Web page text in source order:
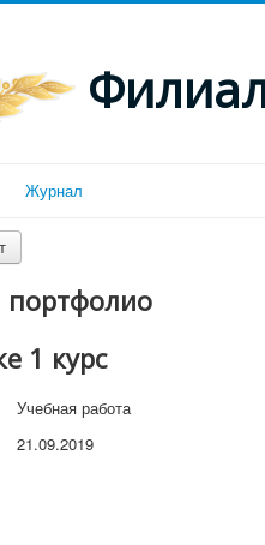
Журнал
1 курс
Учебная работа
21.09.2019